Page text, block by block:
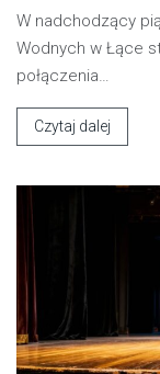
W nadchodzący
Wodnych w Łące
połączenia…
Czytaj dalej